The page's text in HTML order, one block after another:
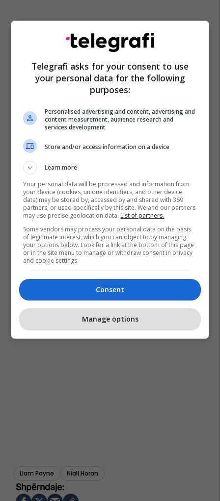
Liam Payne Niall Horan
Telegrafi asks for your consent to use
your personal data for the following
purposes:
Personalised advertising and content, advertising and
content measurement, audience research and
services development
Store and/or access information on a device
Learn more
Your personal data will be processed and information from
your device (cookies, unique identifiers, and other device
data) may be stored by, accessed by and shared with 369
partners, or used specifically by this site. We and our partners
may use precise geolocation data. List of partners.
Some vendors may process your personal data on the basis
of legitimate interest, which you can object to by managing
your options below. Look for a link at the bottom of this page
or in the site menu to manage or withdraw consent in privacy
and cookie settings.
Consent
Manage options